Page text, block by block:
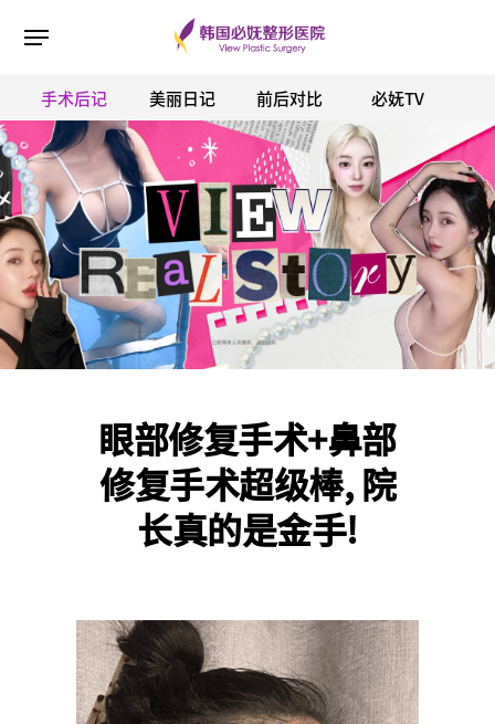
ESC 버튼을 누르면 검색창을 닫을 수 있습니다.
手术后记 美丽日记 前后对比 必妩TV
眼部修复手术+鼻部
修复手术超级棒, 院
长真的是金手!